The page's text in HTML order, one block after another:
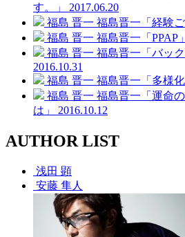
す。」
2017.06.20
福島 晋一 福島晋一「経験ご
福島 晋一 福島晋一「PPAP」
福島 晋一 福島晋一「バッ
2016.10.31
福島 晋一 福島晋一「多様化
福島 晋一 福島晋一「運命
は」
2016.10.12
AUTHOR LIST
浅田 顕
安藤 隼人